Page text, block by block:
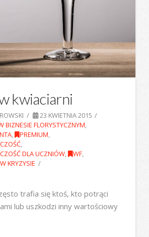
kwiaciarni
23 KWIETNIA 2015
BIZNESIE FLORYSTYCZNYM,
, PREMIUM,
,
DLA UCZNIÓW, WF,
KRYZYSIE
trafia się ktoś, kto potrąci
lub uszkodzi inny wartościowy